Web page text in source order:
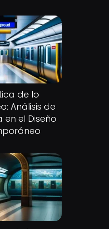
de lo
Análisis de
en el Diseño